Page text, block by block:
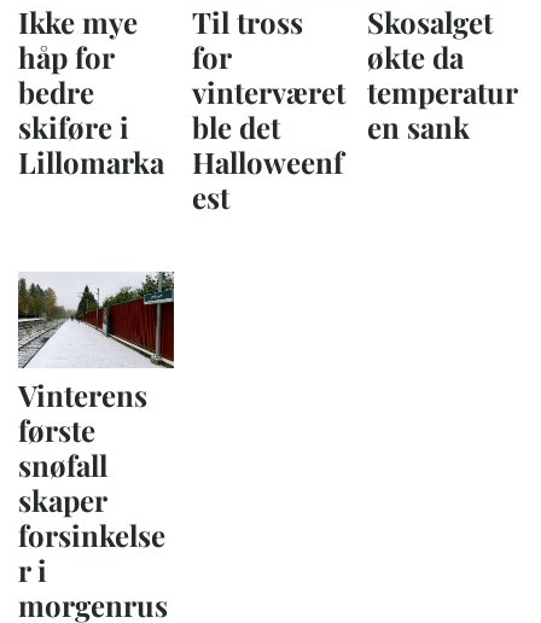
Ikke mye
håp for
bedre
skiføre i
Lillomarka
Til tross
for
vinterværet
ble det
Halloweenf
est
Skosalget
økte da
temperatur
en sank
Vinterens
første
snøfall
skaper
forsinkelse
r i
morgenrus